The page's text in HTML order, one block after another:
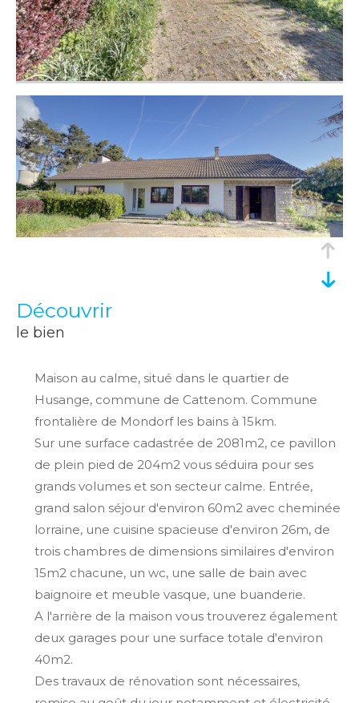
découvrir
le bien
Maison au calme, situé dans le quartier de
Husange, commune de Cattenom. Commune
frontalière de Mondorf les bains à 15km.
Sur une surface cadastrée de 2081m2, ce pavillon
de plein pied de 204m2 vous séduira pour ses
grands volumes et son secteur calme. Entrée,
grand salon séjour d'environ 60m2 avec cheminée
lorraine, une cuisine spacieuse d'environ 26m, de
trois chambres de dimensions similaires d'environ
15m2 chacune, un wc, une salle de bain avec
baignoire et meuble vasque, une buanderie.
A l'arrière de la maison vous trouverez également
deux garages pour une surface totale d'environ
40m2.
Des travaux de rénovation sont nécessaires,